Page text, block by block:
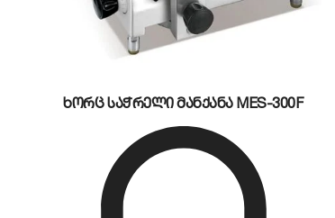
აქვს სიმაღლის რეგულირების
სპეციალური ფორმა ხელს უწყობს წყლის
წმენდას.
ხორც საჭრელი მანქანა MES-300F